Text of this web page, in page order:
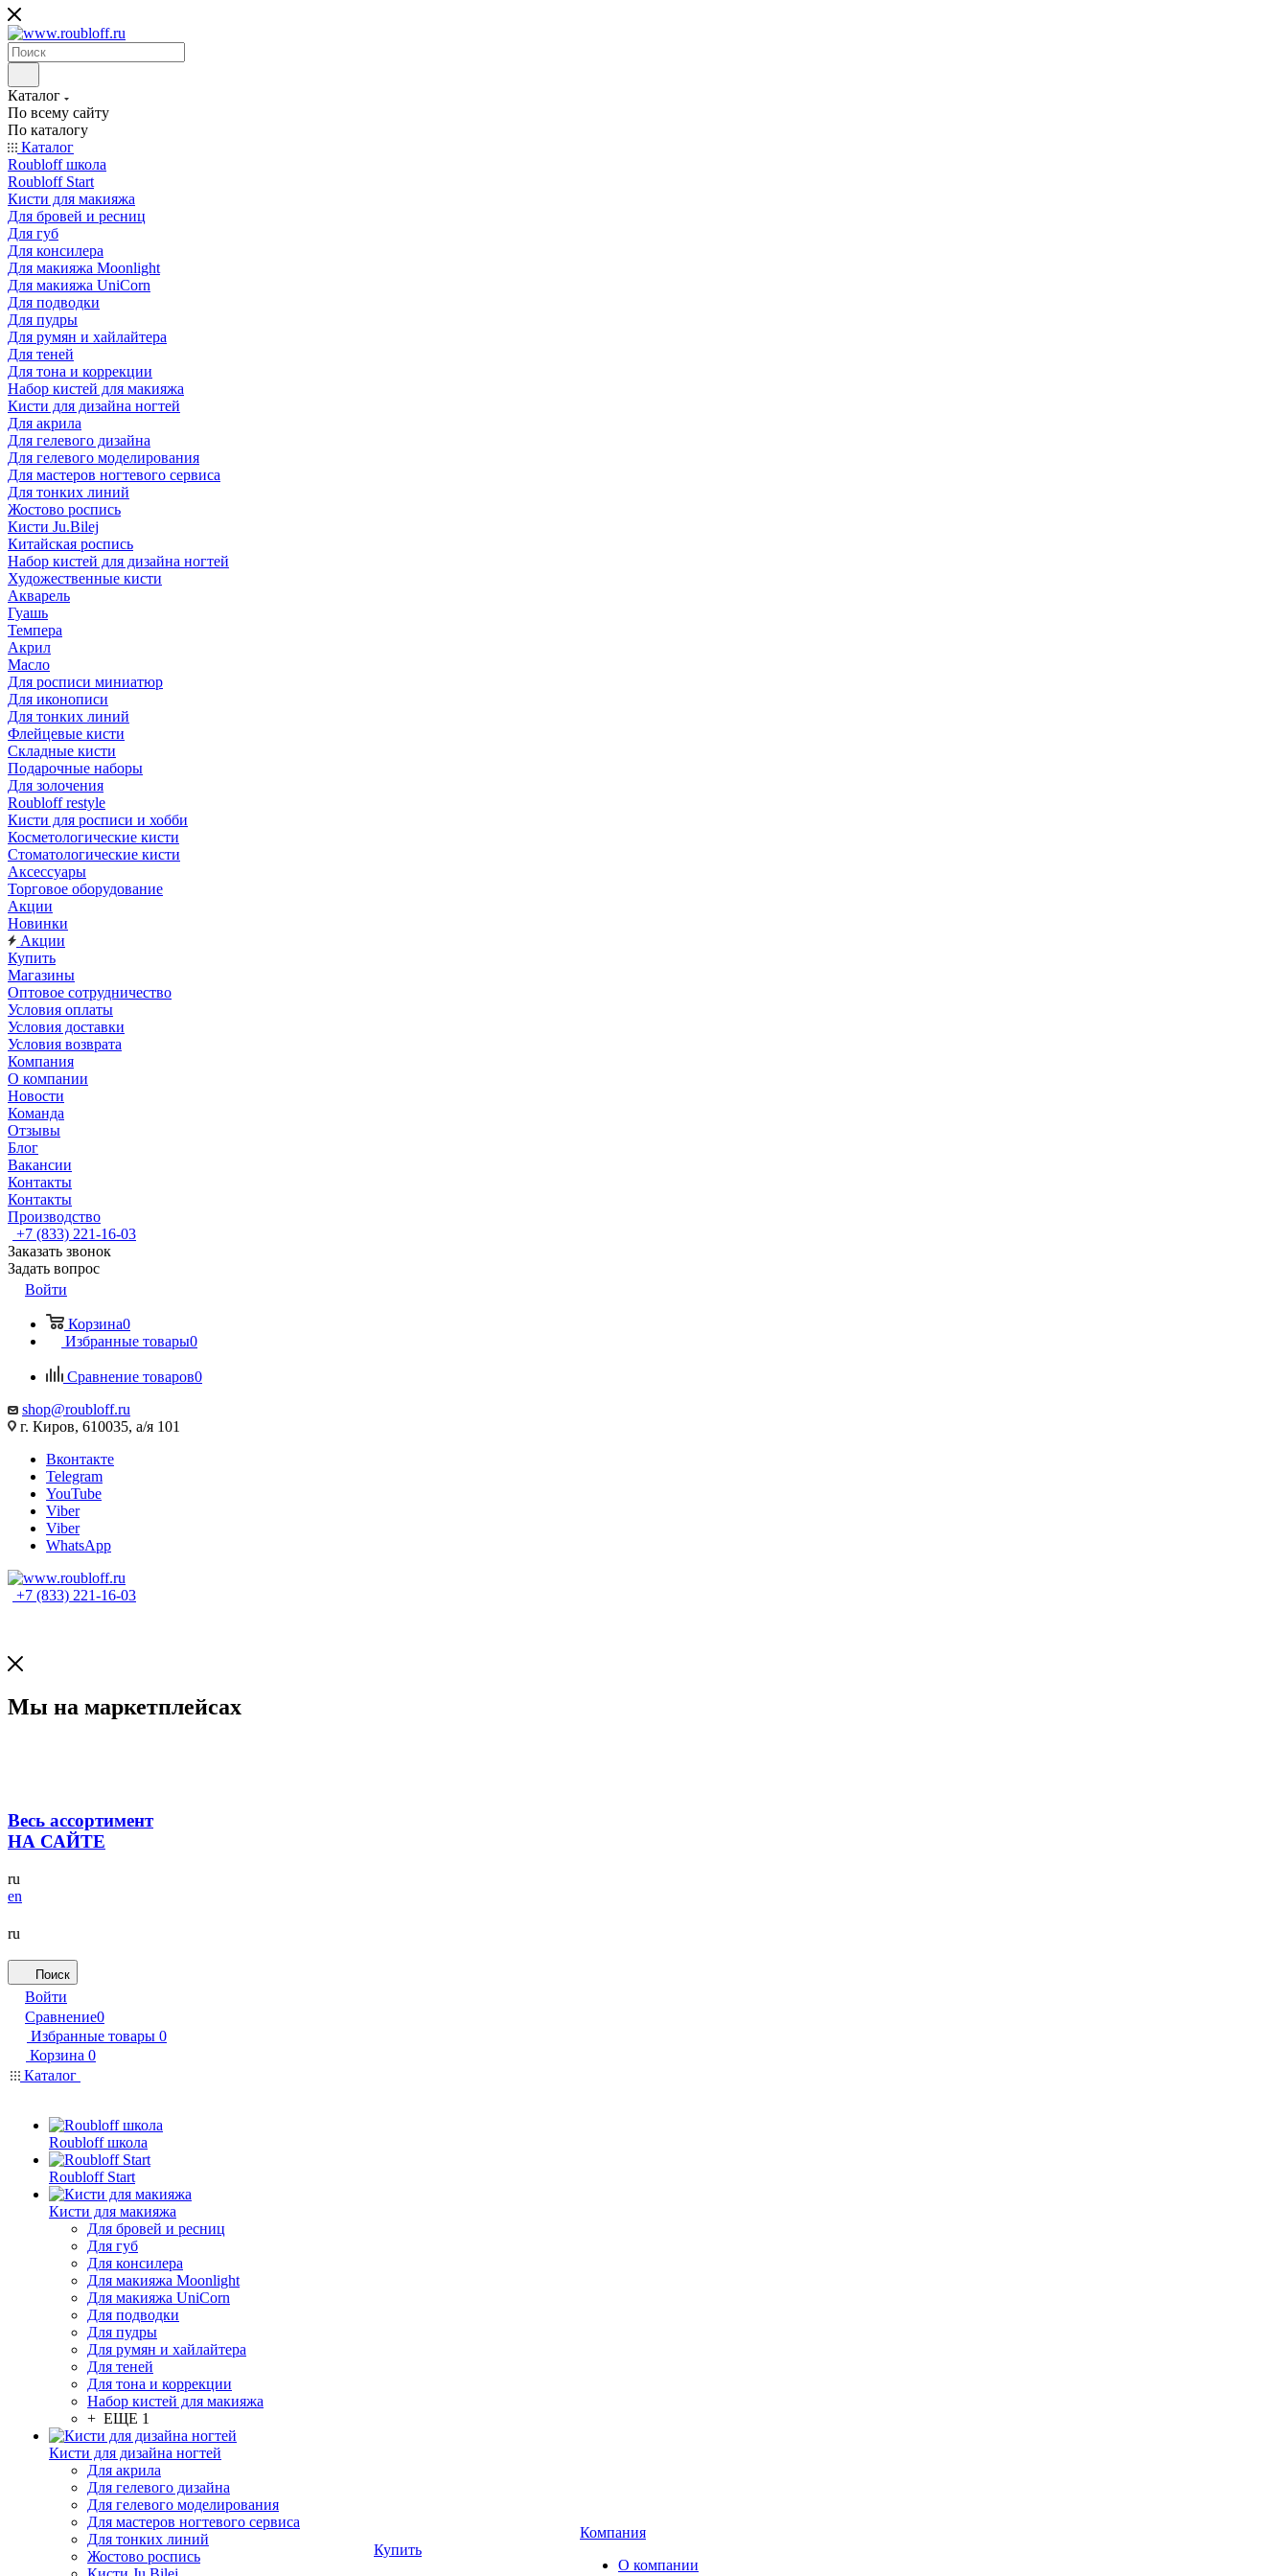
Каталог
По всему сайту
По каталогу
Каталог
Roubloff школа
Roubloff Start
Кисти для макияжа
Для бровей и ресниц
Для губ
Для консилера
Для макияжа Moonlight
Для макияжа UniCorn
Для подводки
Для пудры
Для румян и хайлайтера
Для теней
Для тона и коррекции
Набор кистей для макияжа
Кисти для дизайна ногтей
Для акрила
Для гелевого дизайна
Для гелевого моделирования
Для мастеров ногтевого сервиса
Для тонких линий
Жостово роспись
Кисти Ju.Bilej
Китайская роспись
Набор кистей для дизайна ногтей
Художественные кисти
Акварель
Гуашь
Темпера
Акрил
Масло
Для росписи миниатюр
Для иконописи
Для тонких линий
Флейцевые кисти
Складные кисти
Подарочные наборы
Для золочения
Roubloff restyle
Кисти для росписи и хобби
Косметологические кисти
Стоматологические кисти
Аксессуары
Торговое оборудование
Акции
Новинки
Акции
Купить
Магазины
Оптовое сотрудничество
Условия оплаты
Условия доставки
Условия возврата
Компания
О компании
Новости
Команда
Отзывы
Блог
Вакансии
Контакты
Контакты
Производство
+7 (833) 221-16-03
Заказать звонок
Задать вопрос
Войти
Корзина0
Избранные товары0
Сравнение товаров0
shop@roubloff.ru
г. Киров, 610035, а/я 101
Вконтакте
Telegram
YouTube
Viber
Viber
WhatsApp
+7 (833) 221-16-03
Мы на маркетплейсах
Весь ассортимент
НА САЙТЕ
ru
en
ru
Поиск
Войти
Сравнение0
Избранные товары 0
Корзина 0
Каталог
Roubloff школа
Roubloff Start
Кисти для макияжа
Для бровей и ресниц
Для губ
Для консилера
Для макияжа Moonlight
Для макияжа UniCorn
Для подводки
Для пудры
Для румян и хайлайтера
Для теней
Для тона и коррекции
Набор кистей для макияжа
+ ЕЩЕ 1
Кисти для дизайна ногтей
Для акрила
Для гелевого дизайна
Для гелевого моделирования
Для мастеров ногтевого сервиса
Для тонких линий
Жостово роспись
Купить
Компания
О компании